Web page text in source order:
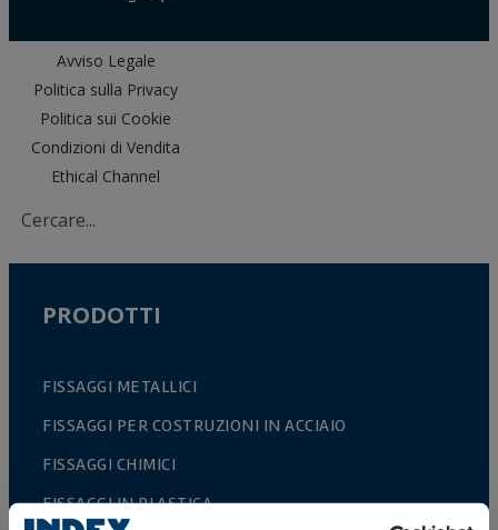
Avviso Legale
Politica sulla Privacy
Politica sui Cookie
Condizioni di Vendita
Ethical Channel
PRODOTTI
FISSAGGI METALLICI
FISSAGGI PER COSTRUZIONI IN ACCIAIO
FISSAGGI CHIMICI
FISSAGGI IN PLASTICA